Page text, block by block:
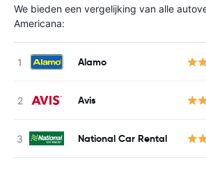
We bieden een vergelijking van alle
Americana:
Alamo
Avis
National Car Rental